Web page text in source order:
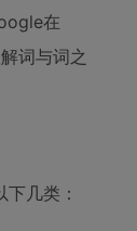
在
词与词之
几类：